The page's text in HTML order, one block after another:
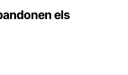
els